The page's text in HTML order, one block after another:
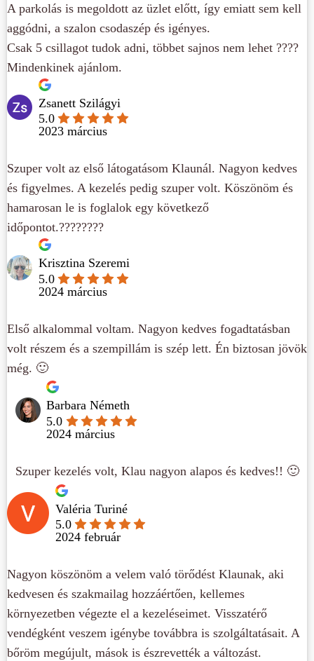
A parkolás is megoldott az üzlet előtt, így emiatt sem kell
aggódni, a szalon csodaszép és igényes.
Csak 5 csillagot tudok adni, többet sajnos nem lehet ????
Mindenkinek ajánlom.
Zsanett Szilágyi
5.0
2023 március
Szuper volt az első látogatásom Klaunál. Nagyon kedves
és figyelmes. A kezelés pedig szuper volt. Köszönöm és
hamarosan le is foglalok egy következő
időpontot.????????
Krisztina Szeremi
5.0
2024 március
Első alkalommal voltam. Nagyon kedves fogadtatásban
volt részem és a szempillám is szép lett. Én biztosan jövök
még. 🙂
Barbara Németh
5.0
2024 március
Szuper kezelés volt, Klau nagyon alapos és kedves!! 🙂
Valéria Turiné
5.0
2024 február
Nagyon köszönöm a velem való törődést Klaunak, aki
kedvesen és szakmailag hozzáértően, kellemes
környezetben végezte el a kezeléseimet. Visszatérő
vendégként veszem igénybe továbbra is szolgáltatásait. A
bőröm megújult, mások is észrevették a változást.